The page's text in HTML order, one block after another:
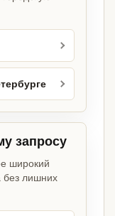
запросу
широкий
без лишних